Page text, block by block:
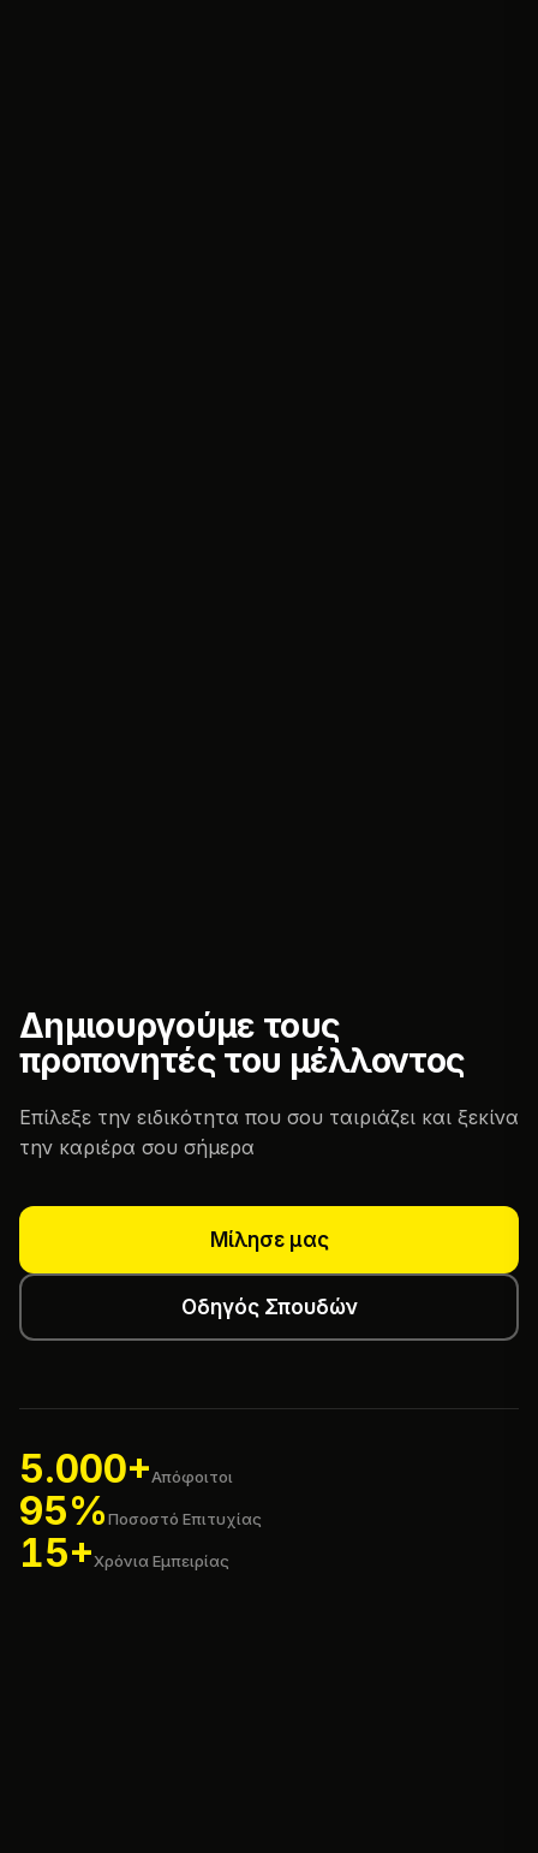
Δημιουργούμε τους
προπονητές του μέλλοντος
Επίλεξε την ειδικότητα που σου ταιριάζει και ξεκίνα
την καριέρα σου σήμερα
Μίλησε μας
Οδηγός Σπουδών
5.000+Απόφοιτοι
95%Ποσοστό Επιτυχίας
15+Χρόνια Εμπειρίας